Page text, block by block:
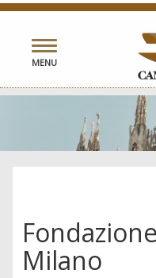
Toggle
navigation
MENU
Milano